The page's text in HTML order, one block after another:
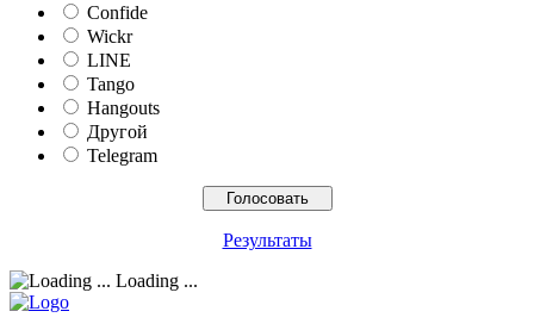
Confide
Wickr
LINE
Tango
Hangouts
Другой
Telegram
Результаты
Loading ...